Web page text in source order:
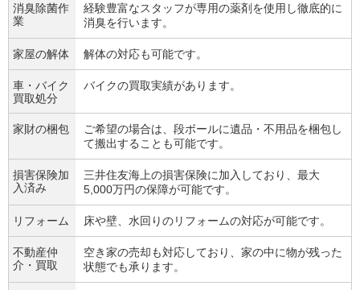
消臭除菌作
業
経験豊富なスタッフが専用の薬剤を使用し徹底的に
消臭を行います。
家屋の解体 解体の対応も可能です。
車・バイク
買取処分
バイクの買取実績があります。
家財の梱包
ご希望の場合は、段ボールに遺品・不用品を梱包し
て搬出することも可能です。
損害保険加
入済み
三井住友海上の損害保険に加入しており、最大
5,000万円の保障が可能です。
リフォーム 床や壁、水回りのリフォームの対応が可能です。
不動産仲
介・買取
空き家の売却も対応しており、家の中に物が残った
状態でも承ります。